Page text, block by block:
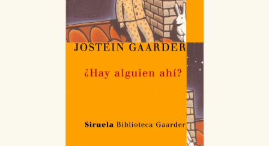
HABILITAR TODO RECHAZAR TODO
Estas cookies son necesarias para que nuestro sitio
web funcione y no es posible deshabilitarlas desde
nuestro sistema. Es posible hacerlo desde el
navegador, pero en ese caso es posible que algunas
áreas de nuestra web dejen de funcionar
correctamente.